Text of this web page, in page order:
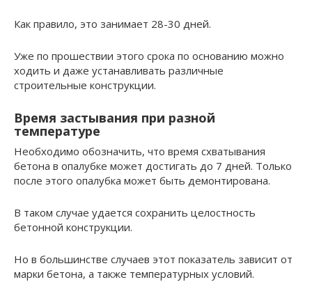
Как правило, это занимает 28-30 дней.
Уже по прошествии этого срока по основанию можно
ходить и даже устанавливать различные
строительные конструкции.
Время застывания при разной
температуре
Необходимо обозначить, что время схватывания
бетона в опалубке может достигать до 7 дней. Только
после этого опалубка может быть демонтирована.
В таком случае удается сохранить целостность
бетонной конструкции.
Но в большинстве случаев этот показатель зависит от
марки бетона, а также температурных условий.